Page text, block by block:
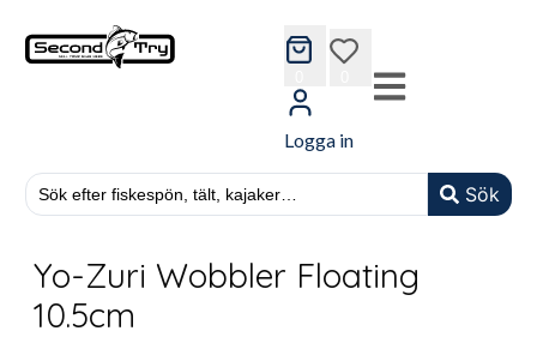
Sök
wishlist
Logga in
Yo-Zuri Wobbler Floating
10.5cm